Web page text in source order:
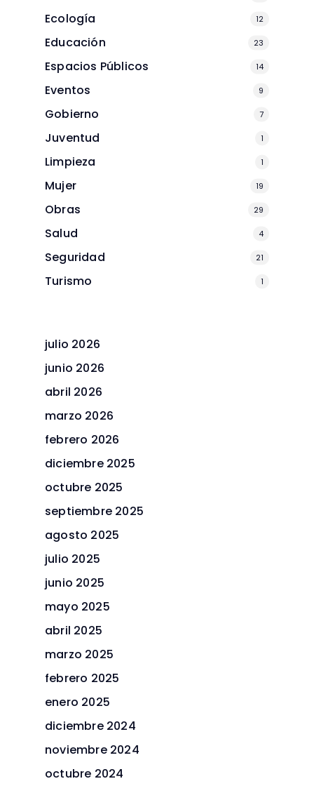
Ecología 12
Educación 23
Espacios Públicos 14
Eventos 9
Gobierno 7
Juventud 1
Limpieza 1
Mujer 19
Obras 29
Salud 4
Seguridad 21
Turismo 1
julio 2026
junio 2026
abril 2026
marzo 2026
febrero 2026
diciembre 2025
octubre 2025
septiembre 2025
agosto 2025
julio 2025
junio 2025
mayo 2025
abril 2025
marzo 2025
febrero 2025
enero 2025
diciembre 2024
noviembre 2024
octubre 2024